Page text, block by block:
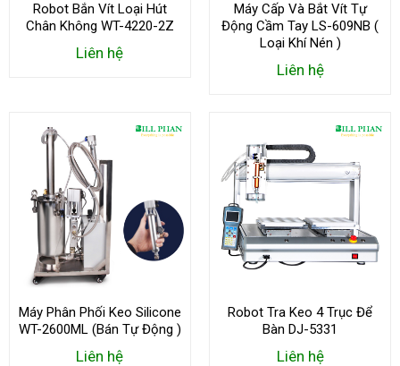
Robot Bắn Vít Loại Hút
Chân Không WT-4220-2Z
Liên hệ
Máy Cấp Và Bắt Vít Tự
Động Cầm Tay LS-609NB (
Loại Khí Nén )
Liên hệ
Máy Phân Phối Keo Silicone
WT-2600ML (Bán Tự Động )
Liên hệ
Robot Tra Keo 4 Trục Để
Bàn DJ-5331
Liên hệ